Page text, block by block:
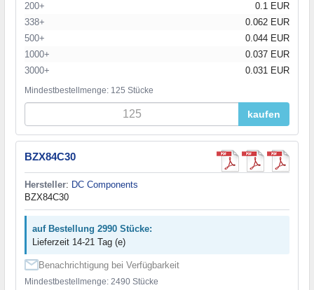
200+
0.1 EUR
338+
0.062 EUR
500+
0.044 EUR
1000+
0.037 EUR
3000+
0.031 EUR
Mindestbestellmenge: 125 Stücke
kaufen
BZX84C30
Hersteller: DC Components
BZX84C30
auf Bestellung 2990 Stücke:
Lieferzeit 14-21 Tag (e)
Benachrichtigung bei Verfügbarkeit
Mindestbestellmenge: 2490 Stücke